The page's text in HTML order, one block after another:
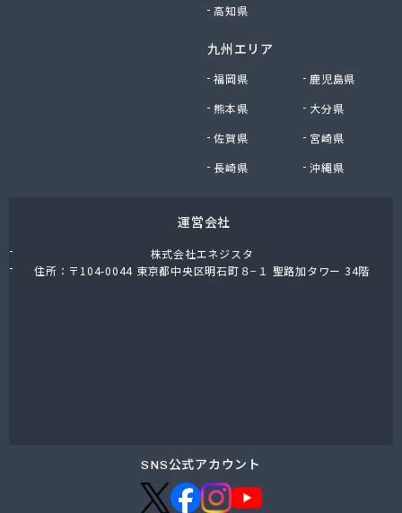
岩谷産業(株) 横須賀工場
熊谷化学(株) 湘南営業所
高知県
九州エリア
福岡県
鹿児島県
熊本県
大分県
佐賀県
宮崎県
長崎県
沖縄県
運営会社
株式会社エネジスタ
住所：〒104-0044 東京都中央区明石町８−１ 聖路加タワー 34階
SNS公式アカウント